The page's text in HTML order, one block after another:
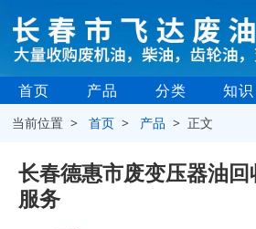
首页 产品 分类 知识
当前位置 >首页 > 产品 > 正文
长春德惠市废变压器油
服务